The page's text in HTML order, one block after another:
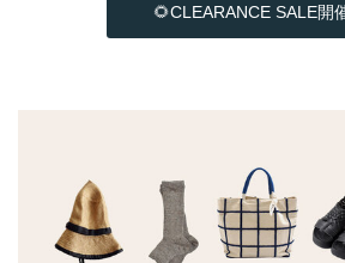
🌻CLEARANCE SALE開